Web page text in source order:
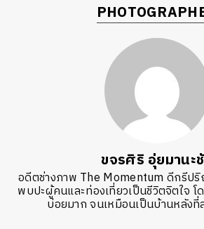
ขจรศิริ อุ่ยมานะ
อดีตช่างภาพ The Momentum ดีกรีป
พบปะผู้คนและท่องเที่ยวเป็นชีวิตจิตใจ โ
บ่อยมาก จนเหมือนเป็นบ้านหลังที่